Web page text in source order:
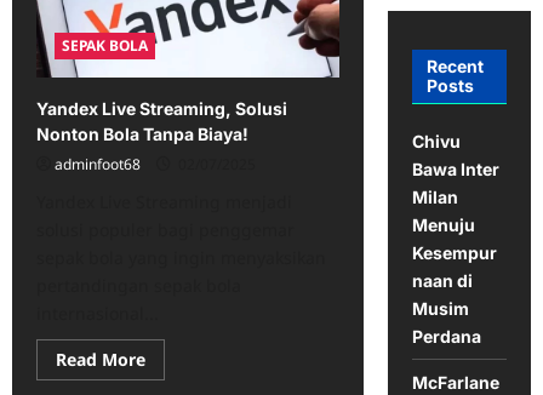
SEPAK BOLA
Yandex Live Streaming, Solusi
Nonton Bola Tanpa Biaya!
adminfoot68
Read MoreRead
more
Recent
Posts
Chivu
Bawa Inter
Milan
Menuju
Kesempur
naan di
Musim
Perdana
McFarlane